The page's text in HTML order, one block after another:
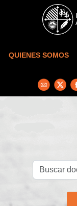
Skip to main content
QUIENES SOMOS